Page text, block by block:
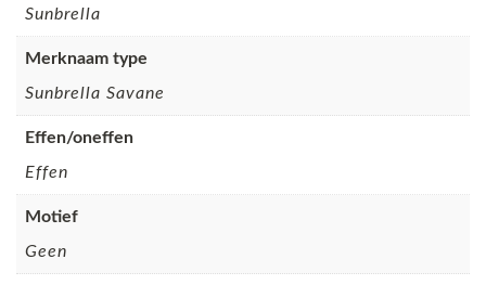
Sunbrella
Merknaam type
Sunbrella Savane
Effen/oneffen
Effen
Motief
Geen